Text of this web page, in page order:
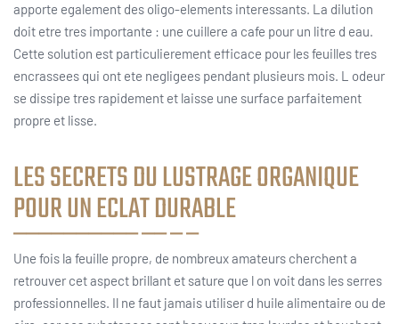
apporte egalement des oligo-elements interessants. La dilution
doit etre tres importante : une cuillere a cafe pour un litre d eau.
Cette solution est particulierement efficace pour les feuilles tres
encrassees qui ont ete negligees pendant plusieurs mois. L odeur
se dissipe tres rapidement et laisse une surface parfaitement
propre et lisse.
LES SECRETS DU LUSTRAGE ORGANIQUE
POUR UN ECLAT DURABLE
Une fois la feuille propre, de nombreux amateurs cherchent a
retrouver cet aspect brillant et sature que l on voit dans les serres
professionnelles. Il ne faut jamais utiliser d huile alimentaire ou de